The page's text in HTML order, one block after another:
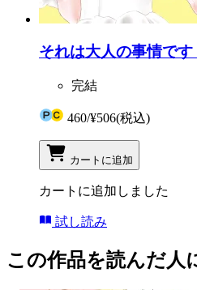
それは大人の事情です
完結
460/¥506(税込)
カートに追加
カートに追加しました
試し読み
この作品を読んだ人